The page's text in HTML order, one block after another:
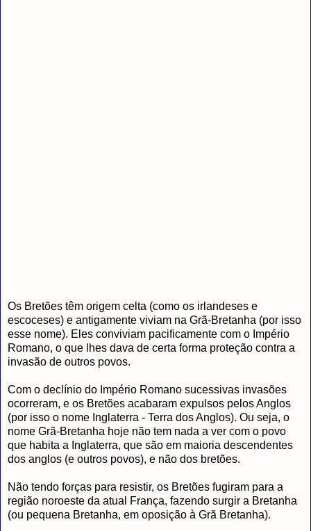
Os Bretões têm origem celta (como os irlandeses e
escoceses) e antigamente viviam na Grã-Bretanha (por isso
esse nome). Eles conviviam pacificamente com o Império
Romano, o que lhes dava de certa forma proteção contra a
invasão de outros povos.
Com o declínio do Império Romano sucessivas invasões
ocorreram, e os Bretões acabaram expulsos pelos Anglos
(por isso o nome Inglaterra - Terra dos Anglos). Ou seja, o
nome Grã-Bretanha hoje não tem nada a ver com o povo
que habita a Inglaterra, que são em maioria descendentes
dos anglos (e outros povos), e não dos bretões.
Não tendo forças para resistir, os Bretões fugiram para a
região noroeste da atual França, fazendo surgir a Bretanha
(ou pequena Bretanha, em oposição à Grã Bretanha).